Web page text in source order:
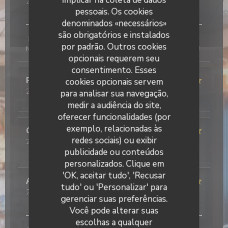
pessoais. Os cookies
denominados «necessários»
são obrigatórios e instalados
por padrão. Outros cookies
opcionais requerem seu
consentimento. Esses
cookies opcionais servem
para analisar sua navegação,
medir a audiência do site,
oferecer funcionalidades (por
exemplo, relacionadas às
redes sociais) ou exibir
publicidade ou conteúdos
personalizados. Clique em
'OK, aceitar tudo', 'Recusar
tudo' ou 'Personalizar' para
gerenciar suas preferências.
Você pode alterar suas
escolhas a qualquer
ambience:5/5 menu:5/5 quality_price
Tout est très bon, l’accueil, les plats et le service.
Mention excellent pour le tiramisu pistache, un régal !
Pascal
2026-01-10- 19:00 - guests 2
/5 ambience: 4/5 menu :5 /5 quality_price
Cécilia
2026-01-10
- 12:30 - guests 3
ambience:5/5 menu:5/5 quality_price
Alan
2026-01-09- 20:00 - guests 2
/5 ambience: 5/5 menu:5/5 quality_price
Il Caravaggio